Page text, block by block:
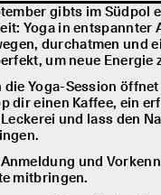
gibts im Südpol
Yoga in entspannter
durchatmen und
um neue Energie
die Yoga-Session öffnet
dir einen Kaffee, ein
und lass den
und
mitbringen.